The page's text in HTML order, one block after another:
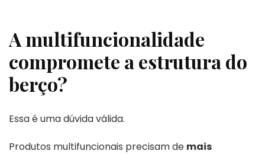
A multifuncionalidade
compromete a estrutura do
berço?
Essa é uma dúvida válida.
Produtos multifuncionais precisam de mais